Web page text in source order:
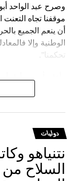
وصرح عبد الواحد
موقفنا تجاه
أن ينعم الجميع
الوطنية وإلا
تحكمنا”.
وسيدفع ثمنا باهظا
المشروعة للشعوب
السعودية أن تعي
في رفع الحصار عن
دوليات
نتنياهو
السلاح